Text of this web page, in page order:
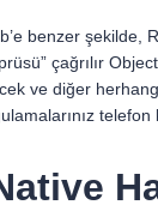
benzer şekilde,
çağrılır
ve diğer